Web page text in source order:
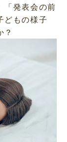
「発表会の前
どもの様子